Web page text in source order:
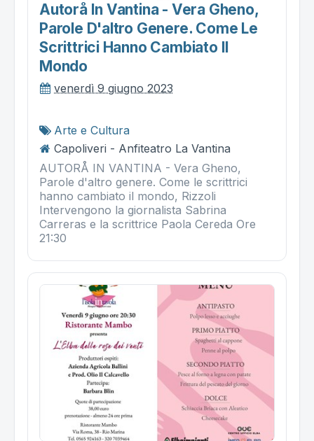
Autorå In Vantina - Vera Gheno,
Parole D'altro Genere. Come Le
Scrittrici Hanno Cambiato Il
Mondo
venerdì 9 giugno 2023
Arte e Cultura
Capoliveri - Anfiteatro La Vantina
AUTORÅ IN VANTINA - Vera Gheno,
Parole d'altro genere. Come le scrittrici
hanno cambiato il mondo, Rizzoli
Intervengono la giornalista Sabrina
Carreras e la scrittrice Paola Cereda Ore
21:30